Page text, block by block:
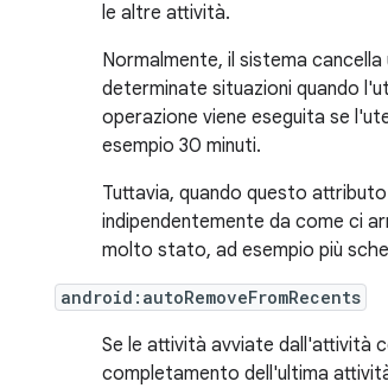
le altre attività.
Normalmente, il sistema
determinate situazioni quando
operazione viene eseguita se
esempio 30 minuti.
Tuttavia, quando questo
indipendentemente da come ci
molto stato, ad esempio più
android:autoRemoveFromRecents
Se le attività avviate dall'attività
completamento dell'ultima